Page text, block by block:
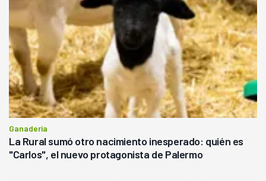
Ganadería
La Rural sumó otro nacimiento inesperado: quién es
"Carlos", el nuevo protagonista de Palermo